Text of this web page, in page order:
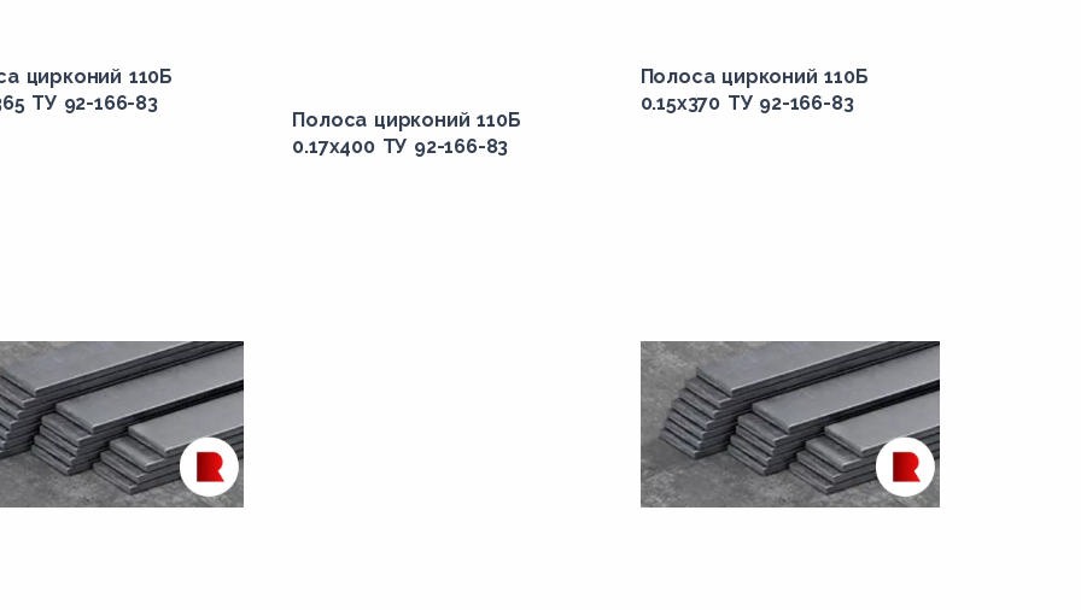
цирконий 110Б
ТУ 92-166-83
Полоса цирконий 110Б
0.15x370 ТУ 92-166-83
Полоса цирконий 110Б
0.17x400 ТУ 92-166-83